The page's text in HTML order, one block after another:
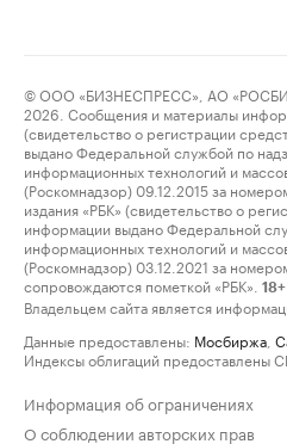
© ООО «БИЗНЕСПРЕСС», АО
2026. Сообщения и материалы
(свидетельство о регистрации
выдано Федеральной службой по
информационных технологий и
(Роскомнадзор) 09.12.2015 за
издания «РБК» (свидетельство о
информации выдано Федеральной
информационных технологий и
(Роскомнадзор) 03.12.2021 за
сопровождаются пометкой «РБК».
18+
Владельцем сайта является
Данные предоставлены: Мосбиржа
Индексы облигаций предоставлены
Информация об ограничениях
О соблюдении авторских прав